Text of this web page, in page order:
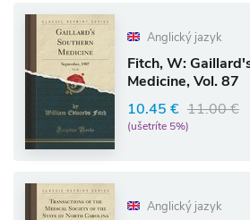
Anglický jazyk
Fitch, W:
Medicine, Vol. 87
10.45 € 11.00 €
(ušetríte 5%)
Anglický jazyk